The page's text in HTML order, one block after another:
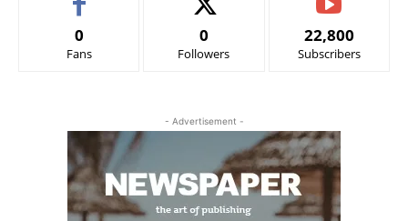
0
Fans
0
Followers
22,800
Subscribers
- Advertisement -